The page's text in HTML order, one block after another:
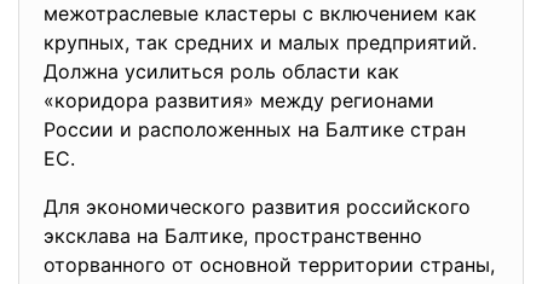
межотраслевые кластеры с включением как
крупных, так средних и малых предприятий.
Должна усилиться роль области как
«коридора развития» между регионами
России и расположенных на Балтике стран
ЕС.
Для экономического развития российского
эксклава на Балтике, пространственно
оторванного от основной территории страны,